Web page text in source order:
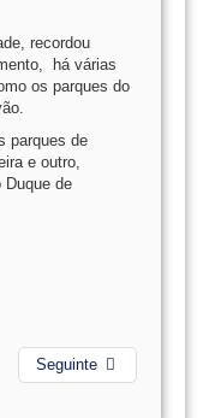
recordou
há várias
os parques do
parques de
e outro,
Duque de
Seguinte